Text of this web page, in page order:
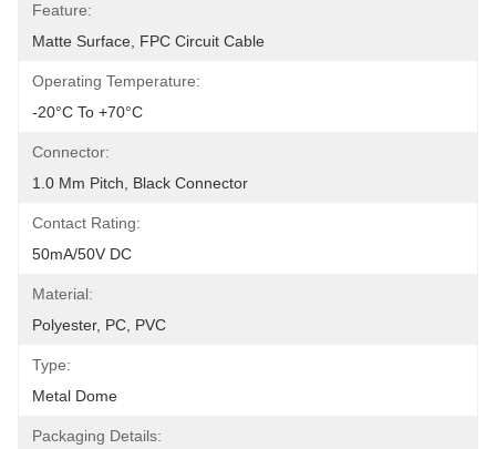
Feature:
Matte Surface, FPC Circuit Cable
Operating Temperature:
-20°C To +70°C
Connector:
1.0 Mm Pitch, Black Connector
Contact Rating:
50mA/50V DC
Material:
Polyester, PC, PVC
Type:
Metal Dome
Packaging Details: